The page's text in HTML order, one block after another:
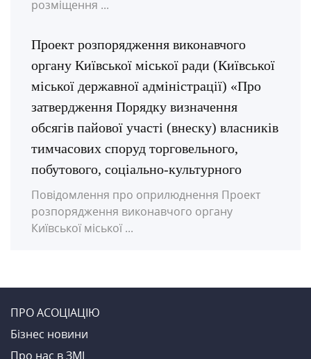
розміщення ...
Проект розпорядження виконавчого
органу Київської міської ради (Київської
міської державної адміністрації) «Про
затвердження Порядку визначення
обсягів пайової участі (внеску) власників
тимчасових споруд торговельного,
побутового, соціально-культурного
Повідомлення про оприлюднення Проект
розпорядження виконавчого органу
Київської міської ...
ПРО АСОЦІАЦІЮ
Бiзнес новини
Про нас в ЗМI